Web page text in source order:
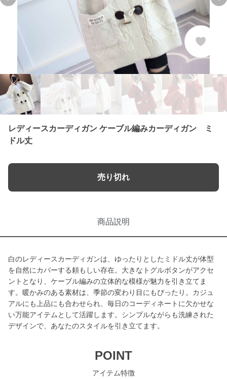
Previous slide
レディースカーディガン ケーブル編みカーディガン ミ
ドル丈
売り切れ
商品説明
白のレディースカーディガンは、ゆったりとしたミドル丈が体型
を自然にカバーする頼もしい存在。大きなトグルボタンがアクセ
ントとなり、ケーブル編みの立体的な模様が魅力を引き立てま
す。暖かみのある素材は、季節の変わり目にもぴったり。カジュ
アルにも上品にも合わせられ、毎日のコーディネートに欠かせな
い万能アイテムとして活躍します。シンプルながらも洗練された
デザインで、あなたのスタイルを引き立てます。
POINT
アイテム特徴